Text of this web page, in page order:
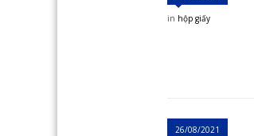
in hộp giấy
26/08/2021